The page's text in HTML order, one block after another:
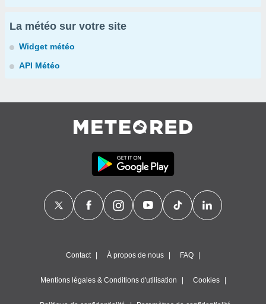
La météo sur votre site
Widget météo
API Météo
Contact À propos de nous FAQ
Mentions légales & Conditions d'utilisation Cookies